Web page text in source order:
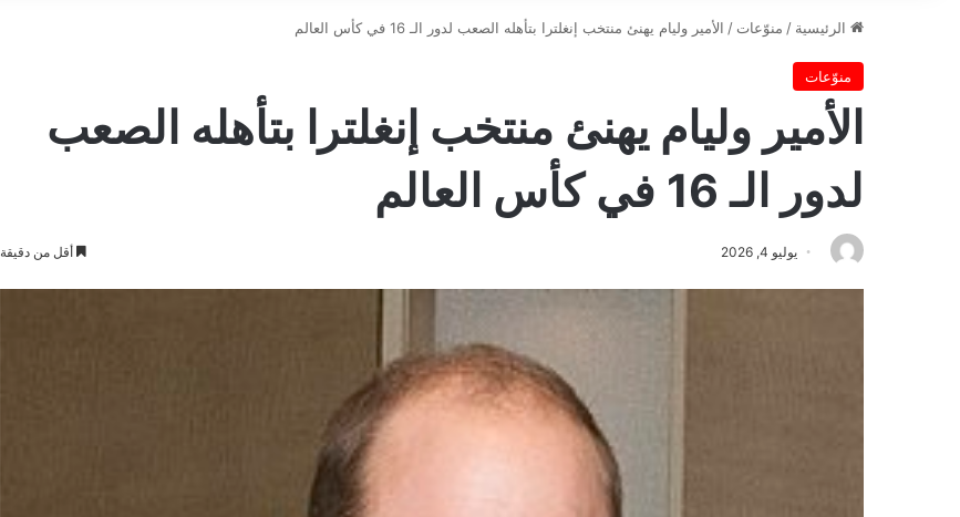
الرئيسية / منوّعات / الأمير وليام يهنئ منتخب إنغلترا بتأهله الصعب لدور الـ 16 في كأس العالم
منوّعات
الأمير وليام يهنئ منتخب إنغلترا بتأهله الصعب
لدور الـ 16 في كأس العالم
يوليو 4, 2026 أقل من دقيقة